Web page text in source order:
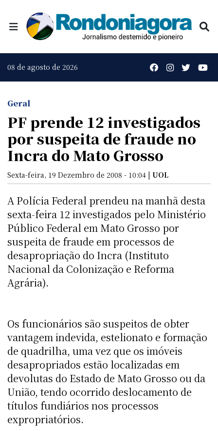
08 de agosto de 2026
Geral
PF prende 12 investigados
por suspeita de fraude no
Incra do Mato Grosso
Sexta-feira, 19 Dezembro de 2008 - 10:04 | UOL
A Polícia Federal prendeu na manhã desta
sexta-feira 12 investigados pelo Ministério
Público Federal em Mato Grosso por
suspeita de fraude em processos de
desapropriação do Incra (Instituto
Nacional da Colonização e Reforma
Agrária).
Os funcionários são suspeitos de obter
vantagem indevida, estelionato e formação
de quadrilha, uma vez que os imóveis
desapropriados estão localizadas em
devolutas do Estado de Mato Grosso ou da
União, tendo ocorrido deslocamento de
títulos fundiários nos processos
expropriatórios.